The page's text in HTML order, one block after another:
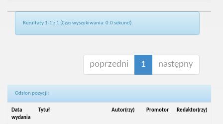
Rezultaty 1-1 z 1 (Czas wyszukiwania: 0.0 sekund).
poprzedni 1 następny
Odsłon pozycji:
Data
wydania
Tytuł Autor(rzy) Promotor Redaktor(rzy)